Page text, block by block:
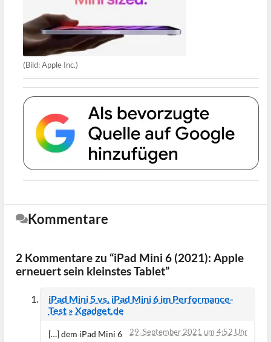
(Bild: Apple Inc.)
Kommentare
2 Kommentare zu “iPad Mini 6 (2021): Apple
erneuert sein kleinstes Tablet”
iPad Mini 5 vs. iPad Mini 6 im Performance-
Test » Xgadget.de
29. September 2021 um 4:52 Uhr
[…] dem iPad Mini 6